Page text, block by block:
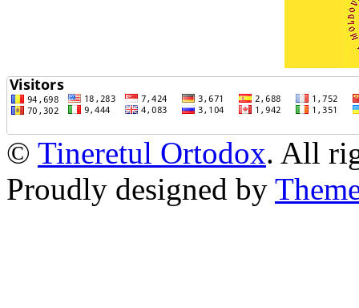
© Tineretul Ortodox. All
Proudly designed by